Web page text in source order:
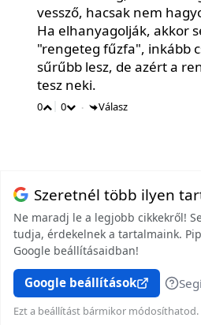
vessző, hacsak nem
Ha elhanyagolják, akkor
"rengeteg fűzfa", inkább
sűrűbb lesz, de azért a
tesz neki.
0 0 • Válasz
Szeretnél több ilyen
Ne maradj le a legjobb cikkekről!
tudja, érdekelnek a tartalmaink.
Google beállításaidban!
Google beállítások
Ezt a beállítást bármikor módosíthatod.